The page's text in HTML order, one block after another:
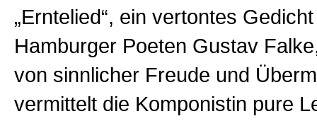
„Erntelied“, ein vertontes
Hamburger Poeten Gustav
von sinnlicher Freude und
vermittelt die Komponistin pure